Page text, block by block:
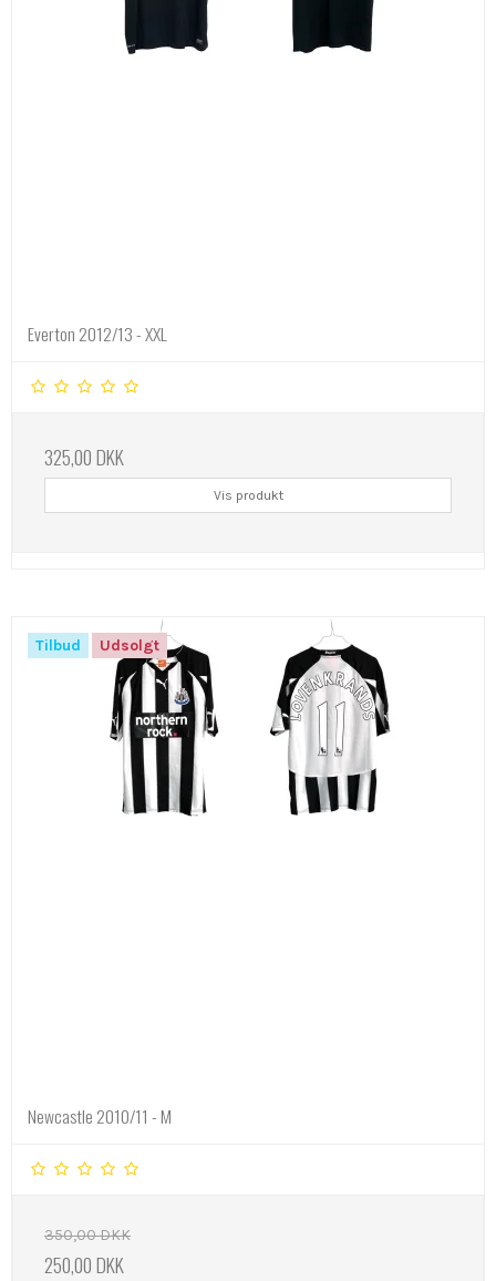
Everton 2012/13 - XXL
325,00 DKK
Vis produkt
Tilbud Udsolgt
Newcastle 2010/11 - M
350,00 DKK
250,00 DKK